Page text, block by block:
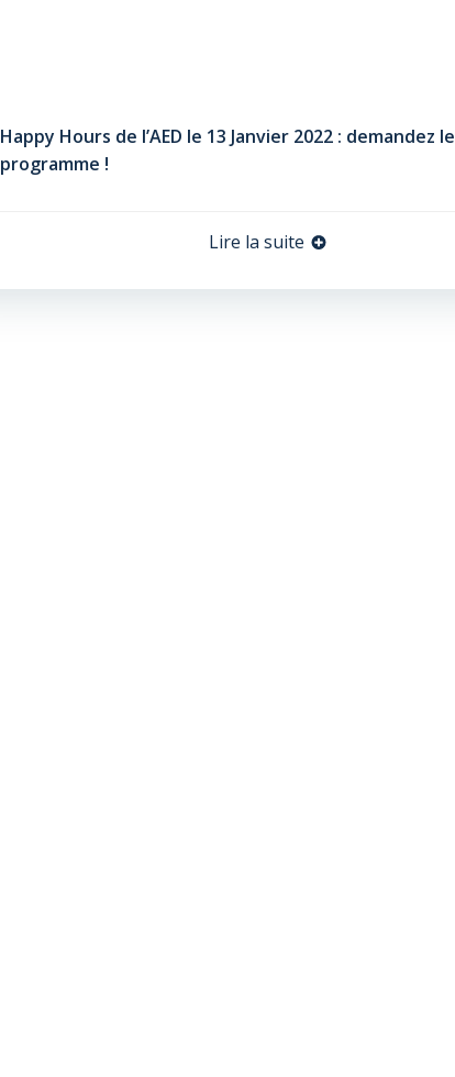
Happy Hours de l’AED le 13 Janvier 2022 : demandez le
programme !
Lire la suite